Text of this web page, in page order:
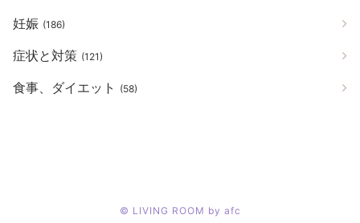
妊娠 (186)
症状と対策 (121)
食事、ダイエット (58)
© LIVING ROOM by afc